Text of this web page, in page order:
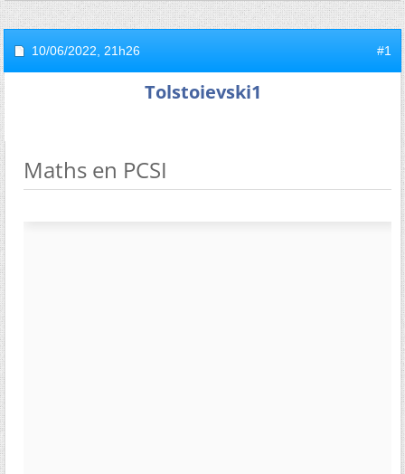
10/06/2022, 21h26 #1
Tolstoievski1
Maths en PCSI